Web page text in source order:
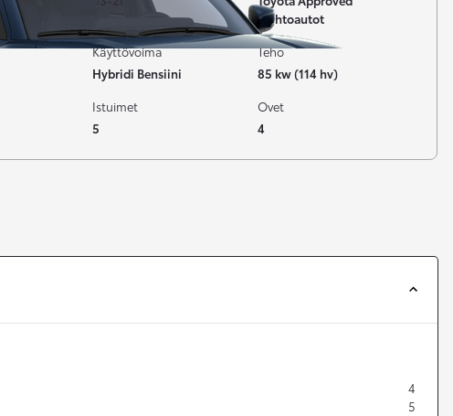
Vaihtoautot
Käyttövoima
Hybridi Bensiini
Teho
85 kw (114 hv)
Istuimet
5
Ovet
4
4
5